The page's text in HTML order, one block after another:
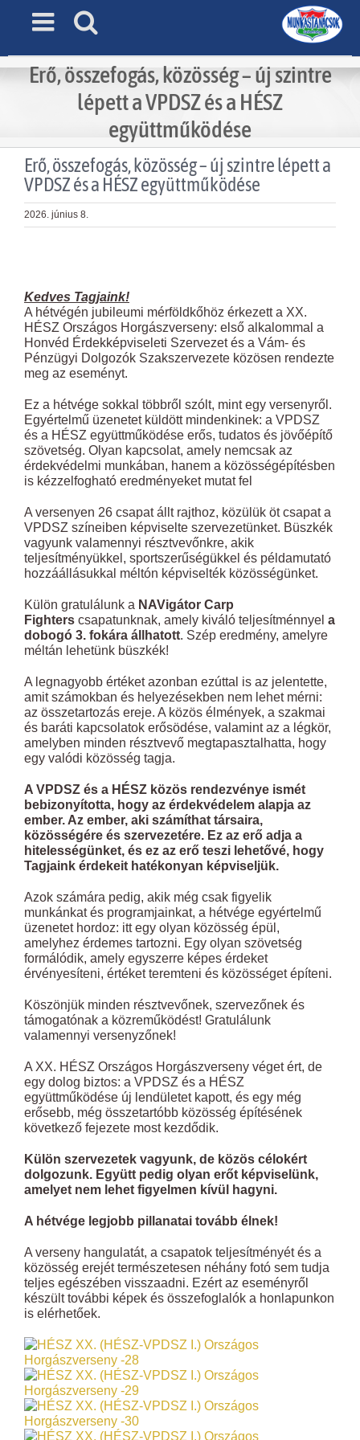
Erő, összefogás, közösség – új szintre
lépett a VPDSZ és a HÉSZ
együttműködése
Erő, összefogás, közösség – új szintre lépett a
VPDSZ és a HÉSZ együttműködése
2026. június 8.
Kedves Tagjaink!
A hétvégén jubileumi mérföldkőhöz érkezett a XX.
HÉSZ Országos Horgászverseny: első alkalommal a
Honvéd Érdekképviseleti Szervezet és a Vám- és
Pénzügyi Dolgozók Szakszervezete közösen rendezte
meg az eseményt.
Ez a hétvége sokkal többről szólt, mint egy versenyről.
Egyértelmű üzenetet küldött mindenkinek: a VPDSZ
és a HÉSZ együttműködése erős, tudatos és jövőépítő
szövetség. Olyan kapcsolat, amely nemcsak az
érdekvédelmi munkában, hanem a közösségépítésben
is kézzelfogható eredményeket mutat fel
A versenyen 26 csapat állt rajthoz, közülük öt csapat a
VPDSZ színeiben képviselte szervezetünket. Büszkék
vagyunk valamennyi résztvevőnkre, akik
teljesítményükkel, sportszerűségükkel és példamutató
hozzáállásukkal méltón képviselték közösségünket.
Külön gratulálunk a NAVigátor Carp
Fighters csapatunknak, amely kiváló teljesítménnyel a
dobogó 3. fokára állhatott. Szép eredmény, amelyre
méltán lehetünk büszkék!
A legnagyobb értéket azonban ezúttal is az jelentette,
amit számokban és helyezésekben nem lehet mérni:
az összetartozás ereje. A közös élmények, a szakmai
és baráti kapcsolatok erősödése, valamint az a légkör,
amelyben minden résztvevő megtapasztalhatta, hogy
egy valódi közösség tagja.
A VPDSZ és a HÉSZ közös rendezvénye ismét
bebizonyította, hogy az érdekvédelem alapja az
ember. Az ember, aki számíthat társaira,
közösségére és szervezetére. Ez az erő adja a
hitelességünket, és ez az erő teszi lehetővé, hogy
Tagjaink érdekeit hatékonyan képviseljük.
Azok számára pedig, akik még csak figyelik
munkánkat és programjainkat, a hétvége egyértelmű
üzenetet hordoz: itt egy olyan közösség épül,
amelyhez érdemes tartozni. Egy olyan szövetség
formálódik, amely egyszerre képes érdeket
érvényesíteni, értéket teremteni és közösséget építeni.
Köszönjük minden résztvevőnek, szervezőnek és
támogatónak a közreműködést! Gratulálunk
valamennyi versenyzőnek!
A XX. HÉSZ Országos Horgászverseny véget ért, de
egy dolog biztos: a VPDSZ és a HÉSZ
együttműködése új lendületet kapott, és egy még
erősebb, még összetartóbb közösség építésének
következő fejezete most kezdődik.
Külön szervezetek vagyunk, de közös célokért
dolgozunk. Együtt pedig olyan erőt képviselünk,
amelyet nem lehet figyelmen kívül hagyni.
A hétvége legjobb pillanatai tovább élnek!
A verseny hangulatát, a csapatok teljesítményét és a
közösség erejét természetesen néhány fotó sem tudja
teljes egészében visszaadni. Ezért az eseményről
készült további képek és összefoglalók a honlapunkon
is elérhetőek.